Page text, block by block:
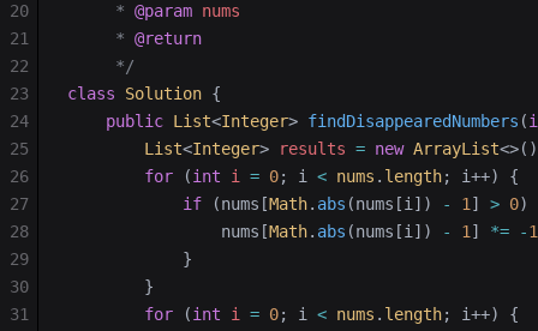
     *
@param nums
     *
@return
     */
class Solution {
    public
List<Integer> findDisappearedNumbers (
        List
<Integer> results = new ArrayList
        for
(int i = 0; i < nums . length; i++) {
            if
(nums[Math. abs (nums[i]) - 1 ] > 0)
                nums[
Math. abs (nums[i]) - 1 ] *= -1
            }
        }
        for
(int i = 0; i < nums . length; i++) {
20
21
22
23
24
25
26
27
28
29
30
31